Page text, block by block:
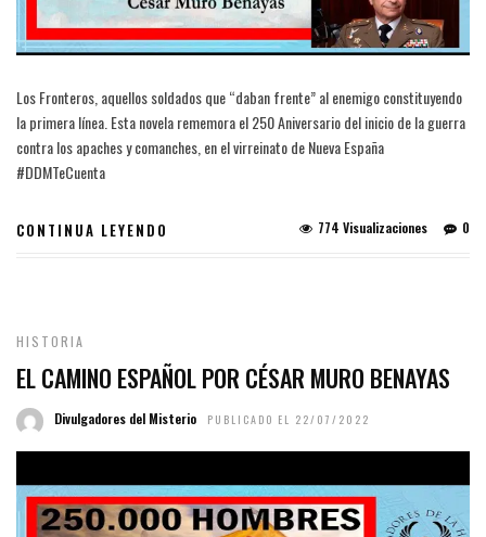
Los Fronteros, aquellos soldados que “daban frente” al enemigo constituyendo
la primera línea. Esta novela rememora el 250 Aniversario del inicio de la guerra
contra los apaches y comanches, en el virreinato de Nueva España
#DDMTeCuenta
CONTINUA LEYENDO 0
774 Visualizaciones
HISTORIA
EL CAMINO ESPAÑOL POR CÉSAR MURO BENAYAS
Divulgadores del Misterio PUBLICADO EL 22/07/2022